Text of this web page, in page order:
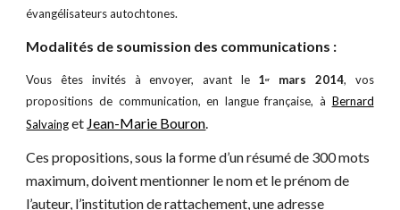
évangélisateurs autochtones.
Modalités de soumission des communications :
Vous êtes invités à envoyer, avant le 1er mars 2014, vos
propositions de communication, en langue française, à Bernard
Salvainget Jean-Marie Bouron.
Ces propositions, sous la forme d’un résumé de 300 mots
maximum, doivent mentionner le nom et le prénom de
l’auteur, l’institution de rattachement, une adresse